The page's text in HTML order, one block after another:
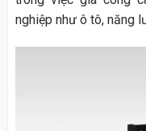
nghiệp như ô tô, năng